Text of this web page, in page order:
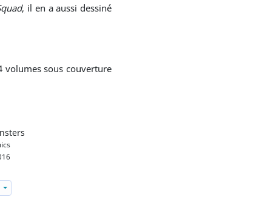
, il en a aussi dessiné
volumes sous couverture